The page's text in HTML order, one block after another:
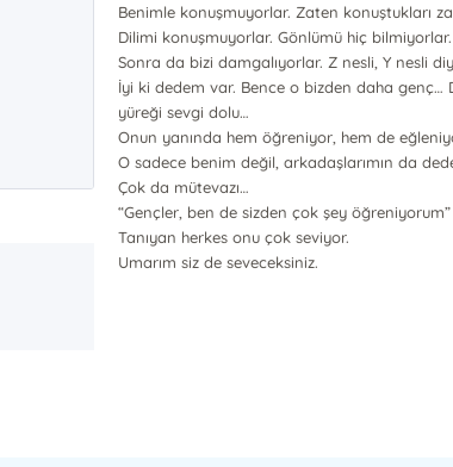
Benimle konuşmuyorlar. Zaten konuştukları
Dilimi konuşmuyorlar. Gönlümü hiç bilmiyorlar.
Sonra da bizi damgalıyorlar. Z nesli, Y nesli
İyi ki dedem var. Bence o bizden daha genç…
yüreği sevgi dolu…
Onun yanında hem öğreniyor, hem de
O sadece benim değil, arkadaşlarımın da
Çok da mütevazı…
“Gençler, ben de sizden çok şey
Tanıyan herkes onu çok seviyor.
Umarım siz de seveceksiniz.